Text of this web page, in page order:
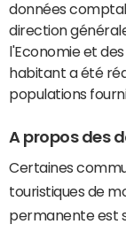
données
direction
l'Economie et
habitant a été
populations
A propos des
Certaines
touristiques de
permanente est